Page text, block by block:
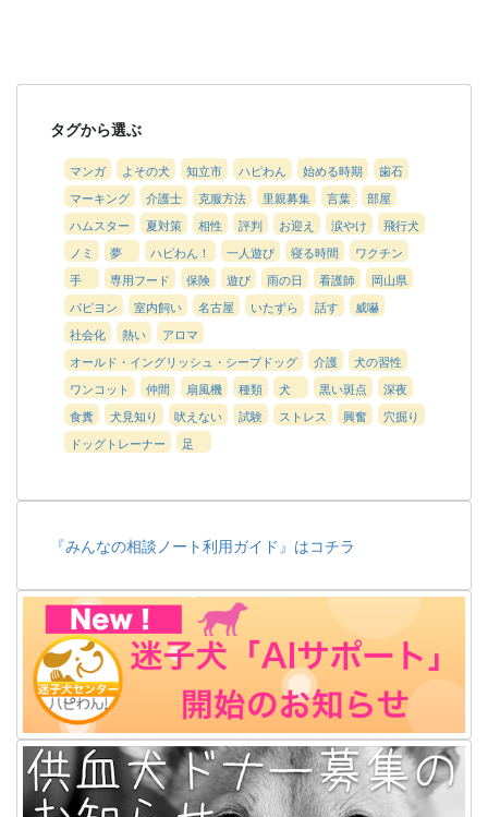
タグから選ぶ
マンガ よその犬 知立市 ハピわん 始める時期
歯石
マーキング
介護士 克服方法 里親募集 言葉
部屋
ハムスター
夏対策 相性 評判 お迎え 涙やけ
飛行犬
ノミ
夢 ハピわん！ 一人遊び 寝る時間
ワクチン
手
専用フード 保険 遊び 雨の日 看護師
岡山県
パピヨン
室内飼い 名古屋 いたずら 話す
威嚇
社会化
熱い
アロマ
オールド・イングリッシュ・シープドッグ
介護
犬の習性
ワンコット
仲間 扇風機 種類 犬 黒い斑点
深夜
食糞
犬見知り 吠えない 試験 ストレス 興奮
穴掘り
ドッグトレーナー
足
『みんなの相談ノート利用ガイド』はコチラ